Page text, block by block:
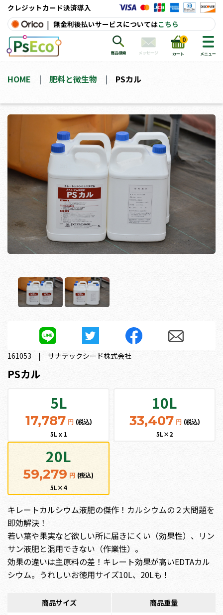
クレジットカード決済導入
| 無金利後払いサービスについてはこちら
商品検索 メッセージ カート
0
メニュー
HOME 肥料と微生物 PSカル
161053 サナテックシード株式会社
PSカル
5L
17,787 円 (税込)
5L x 1
10L
33,407 円 (税込)
5L×2
20L
59,279 円 (税込)
5L×4
キレートカルシウム液肥の傑作！カルシウムの２大問題を
即効解決！
若い葉や果実など欲しい所に届きにくい（効果性）、リン
サン液肥と混用できない（作業性）。
効果の違いは主原料の差！キレート効果が高いEDTAカル
シウム。うれしいお徳用サイズ10L、20Lも！
商品サイズ
商品重量